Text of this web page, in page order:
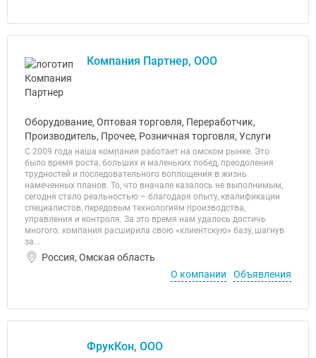
Компания Партнер, ООО
Оборудование, Оптовая торговля, Переработчик,
Производитель, Прочее, Розничная торговля, Услуги
С 2009 года наша компания работает на омском рынке. Это
было время роста, больших и маленьких побед, преодоления
трудностей и последовательного воплощения в жизнь
намеченных планов. То, что вначале казалось не выполнимым,
сегодня стало реальностью – благодаря опыту, квалификации
специалистов, передовым технологиям производства,
управления и контроля. За это время нам удалось достичь
многого: компания расширила свою «клиентскую» базу, шагнув
за...
Россия, Омская область
О компании
Объявления
ФрукКон, ООО